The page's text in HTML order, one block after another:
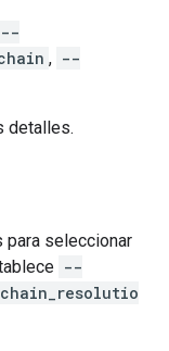
--
, --
detalles.
para seleccionar
--